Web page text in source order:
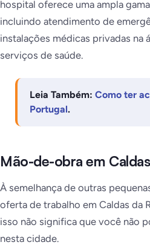
hospital oferece uma ampla
incluindo atendimento de
instalações médicas privadas na
serviços de saúde.
Leia Também: Como ter
Portugal.
Mão-de-obra em
À semelhança de outras
oferta de trabalho em Caldas da
isso não significa que você não
nesta cidade.